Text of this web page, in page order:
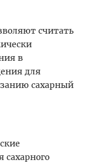
считать
в
для
сахарный
сахарного